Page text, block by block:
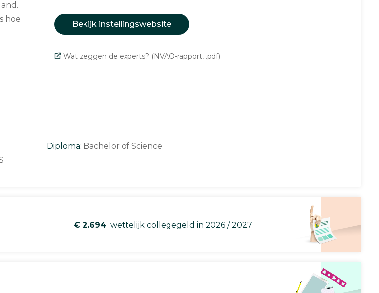
hoe
Bekijk instellingswebsite
Wat zeggen de experts? (NVAO-rapport, .pdf)
Diploma: Bachelor of Science
€ 2.694 wettelijk collegegeld in 2026 / 2027